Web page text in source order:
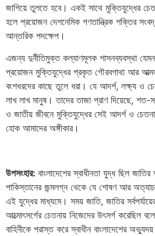
জাগিয়ে তুলতে হবে। একই সাথে মুক্তিযুদ্ধের
হলে প্রয়োজন দেশনেমিক গণতান্ত্রিক শক্তির
আন্তরিক পদক্ষেপ।
এজন্য দুর্নীতিমুক্ত কল্যাণমূলক শাসনব্যবস্থা
প্রয়োজন মুক্তিযুদ্ধের প্রকৃত গৌরবগাথা আর
বংশধরদের কাছে তুলে ধরা। যে আদর্শ, লক্ষ্য ও
লাখ লাখ মানুষ। তাদের তাজা প্রাণ দিয়েছে,
ও জাতীয় জীবনে মুক্তিযুদ্ধের সেই আদর্শ ও
হোক আমাদের অঙ্গীকার।
উপসংহার: বাংলাদেশের স্বাধীনতা যুদ্ধ ছিল
পাকিস্তানের জন্মলগ্ন থেকে যে শোষণ আর
এই যুদ্ধের মাধ্যমে। সময় জাতি, জাতির
আত্মোৎসর্গের চেতনায় নিজেদের উৎসর্গ করেছিল
বাহিনীকে পরাস্ত করে স্বাধীন বাংলাদেশের